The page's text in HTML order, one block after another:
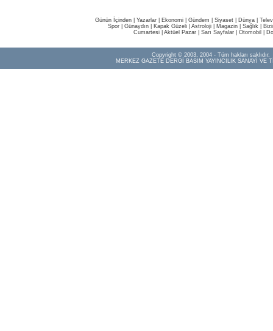
Günün İçinden Yazarlar Ekonomi Gündem Siyaset Dünya |
Spor
Günaydın Kapak Güzeli Astroloji Magazin Sağlık
Cumartesi| Aktüel Pazar| Sarı Sayfalar| Otomobil
Copyright © 2003, 2004 - Tüm hakları saklıdır.
MERKEZ GAZETE DERGİ BASIM YAYINCILIK SANAYİ VE